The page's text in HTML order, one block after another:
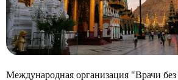
Международная организация "Врачи